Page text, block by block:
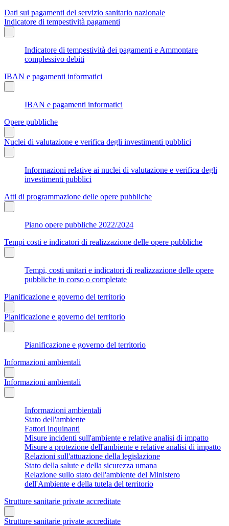
Dati sui pagamenti del servizio sanitario nazionale
Indicatore di tempestività pagamenti
Indicatore di tempestività dei pagamenti e Ammontare
complessivo debiti
IBAN e pagamenti informatici
IBAN e pagamenti informatici
Opere pubbliche
Nuclei di valutazione e verifica degli investimenti pubblici
Informazioni relative ai nuclei di valutazione e verifica degli
investimenti pubblici
Atti di programmazione delle opere pubbliche
Piano opere pubbliche 2022/2024
Tempi costi e indicatori di realizzazione delle opere pubbliche
Tempi, costi unitari e indicatori di realizzazione delle opere
pubbliche in corso o completate
Pianificazione e governo del territorio
Pianificazione e governo del territorio
Pianificazione e governo del territorio
Informazioni ambientali
Informazioni ambientali
Informazioni ambientali
Stato dell'ambiente
Fattori inquinanti
Misure incidenti sull'ambiente e relative analisi di impatto
Misure a protezione dell'ambiente e relative analisi di impatto
Relazioni sull'attuazione della legislazione
Stato della salute e della sicurezza umana
Relazione sullo stato dell'ambiente del Ministero
dell'Ambiente e della tutela del territorio
Strutture sanitarie private accreditate
Strutture sanitarie private accreditate